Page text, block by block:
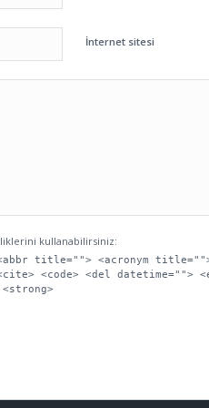
İnternet sitesi
kullanabilirsiniz:
title=""> <acronym
<code> <del datetime="">